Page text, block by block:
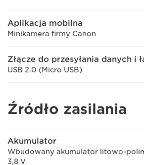
Aplikacja mobilna
Minikamera firmy Canon
Złącze do przesyłania danych i
USB 2.0 (Micro USB)
Źródło zasilania
Akumulator
Wbudowany akumulator litowo-
3,8 V